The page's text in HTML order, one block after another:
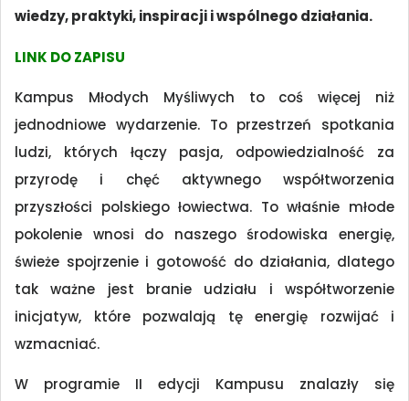
wiedzy, praktyki, inspiracji i wspólnego działania.
LINK DO ZAPISU
Kampus Młodych Myśliwych to coś więcej niż
jednodniowe wydarzenie. To przestrzeń spotkania
ludzi, których łączy pasja, odpowiedzialność za
przyrodę i chęć aktywnego współtworzenia
przyszłości polskiego łowiectwa. To właśnie młode
pokolenie wnosi do naszego środowiska energię,
świeże spojrzenie i gotowość do działania, dlatego
tak ważne jest branie udziału i współtworzenie
inicjatyw, które pozwalają tę energię rozwijać i
wzmacniać.
W programie II edycji Kampusu znalazły się